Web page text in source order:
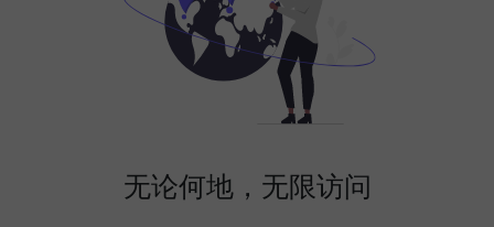
无论何地，无限访问